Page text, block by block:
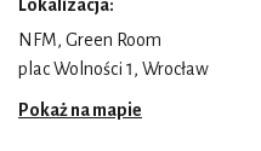
Lokalizacja:
NFM, Green Room
plac Wolności 1, Wrocław
Pokaż na mapie